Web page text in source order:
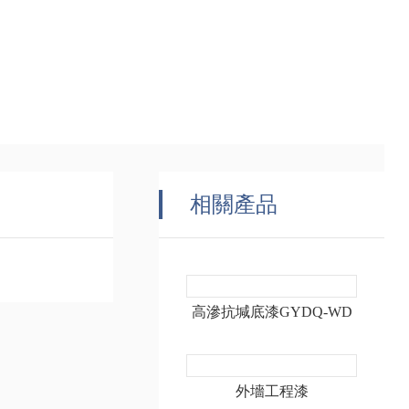
相關產品
高滲抗堿底漆GYDQ-WD
外墻工程漆